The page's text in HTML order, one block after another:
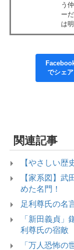
う
ー
は
でシェア
関連記事
【やさしい歴
【家系図】武
めた名門！
足利尊氏の名
「新田義貞」
利尊氏の宿敵
「万人恐怖